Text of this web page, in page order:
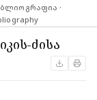
·
ძისა